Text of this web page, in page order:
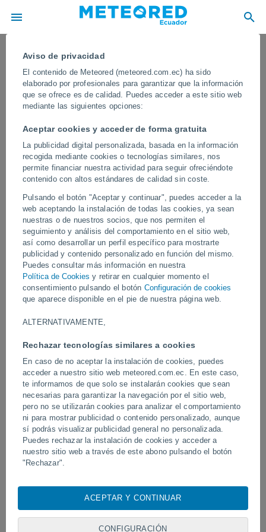
Aviso de privacidad
El contenido de Meteored (meteored.com.ec) ha sido
elaborado por profesionales para garantizar que la información
que se ofrece es de calidad. Puedes acceder a este sitio web
mediante las siguientes opciones:
Aceptar cookies y acceder de forma gratuita
La publicidad digital personalizada, basada en la información
recogida mediante cookies o tecnologías similares, nos
permite financiar nuestra actividad para seguir ofreciéndote
contenido con altos estándares de calidad sin coste.
Pulsando el botón "Aceptar y continuar", puedes acceder a la
web aceptando la instalación de todas las cookies, ya sean
nuestras o de nuestros socios, que nos permiten el
seguimiento y análisis del comportamiento en el sitio web,
así como desarrollar un perfil específico para mostrarte
publicidad y contenido personalizado en función del mismo.
Puedes consultar más información en nuestra
Política de Cookies y retirar en cualquier momento el
consentimiento pulsando el botón Configuración de cookies
que aparece disponible en el pie de nuestra página web.
ALTERNATIVAMENTE,
Rechazar tecnologías similares a cookies
En caso de no aceptar la instalación de cookies, puedes
acceder a nuestro sitio web meteored.com.ec. En este caso,
te informamos de que solo se instalarán cookies que sean
necesarias para garantizar la navegación por el sitio web,
pero no se utilizarán cookies para analizar el comportamiento
ni para mostrar publicidad o contenido personalizado, aunque
sí podrás visualizar publicidad general no personalizada.
Puedes rechazar la instalación de cookies y acceder a
nuestro sitio web a través de este abono pulsando el botón
"Rechazar".
cookies, identificadores únicos o tecnologías similares para
visita en este sitio web, las direcciones IP y los
identificadores de cookies. Es posible que algunos
ACEPTAR Y CONTINUAR
CONFIGURACIÓN
Una gran tormenta deja inundaciones
y montañas de granizo en Cuajimalpa,
México
Decenas de personas quedaron atrapadas en los vehículos
debido a la fuerza del agua. En algunos barrios se acumularon
decenas de centímetros de granizo.
Vídeos
Un rayo impactó en un campo de
fútbol en Narathiwat, Tailandia.
Erupción y actividad
volcán de Fuego,
Síguenos